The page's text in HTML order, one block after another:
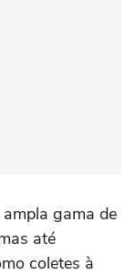
gama de
até
coletes à